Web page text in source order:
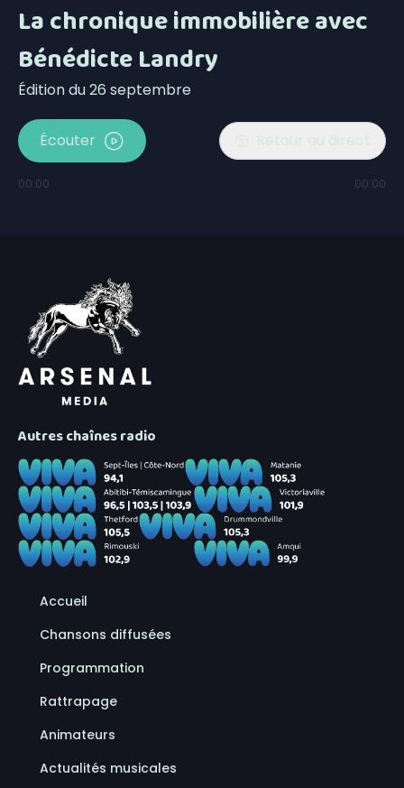
La chronique immobilière avec
Bénédicte Landry
Édition du 26 septembre
Écouter Retour au direct
00:00 00:00
Autres chaînes radio
Accueil
Chansons diffusées
Programmation
Rattrapage
Animateurs
Actualités musicales